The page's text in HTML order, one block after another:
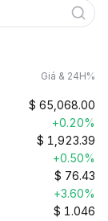
Giá & 24H%
$ 65,068.00
+0.20%
$ 1,923.39
+0.50%
$ 76.43
+3.60%
$ 1.046